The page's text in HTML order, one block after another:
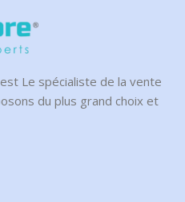
est Le spécialiste de la vente
du plus grand choix et